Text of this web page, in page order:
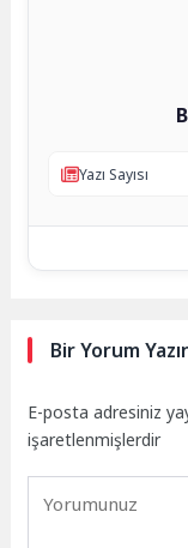
Yazı Sayısı
Bir Yorum
E-posta adresiniz
işaretlenmişlerdir